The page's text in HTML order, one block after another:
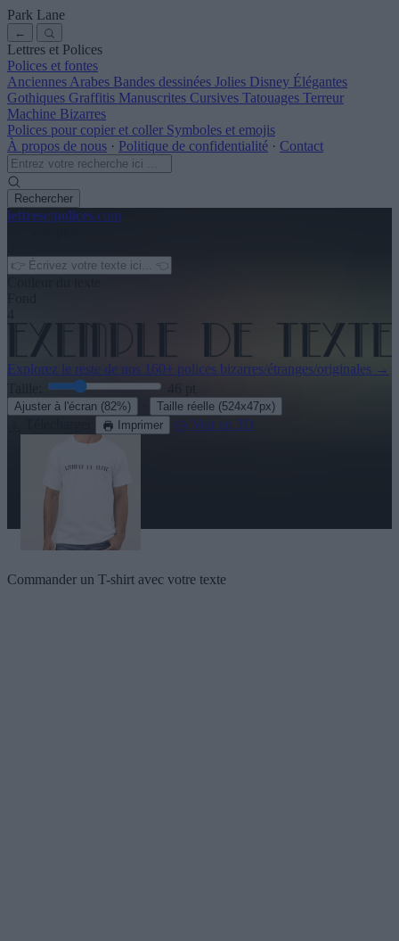
Park Lane
←
Lettres et Polices
Polices et fontes
Anciennes Arabes Bandes dessinées Jolies Disney Élégantes
Gothiques Graffitis Manuscrites Cursives Tatouages Terreur
Machine Bizarres
Polices pour copier et coller Symboles et emojis
À propos de nous · Politique de confidentialité · Contact
Rechercher
lettresetpolices.com
Explorez le reste de nos 160+ polices bizarres/étranges/originales →
Ajuster à l'écran (82%) Taille réelle (524x47px)
Imprimer Voir en 3D
Commander un T-shirt avec votre texte